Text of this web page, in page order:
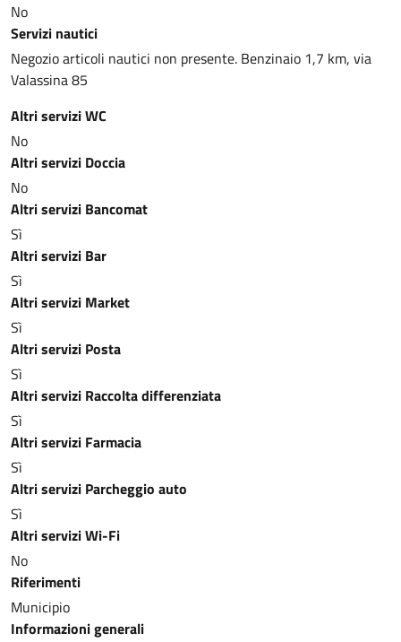
No
Servizi nautici
Negozio articoli nautici non presente. Benzinaio 1,7 km, via
Valassina 85
Altri servizi WC
No
Altri servizi Doccia
No
Altri servizi Bancomat
Sì
Altri servizi Bar
Sì
Altri servizi Market
Sì
Altri servizi Posta
Sì
Altri servizi Raccolta differenziata
Sì
Altri servizi Farmacia
Sì
Altri servizi Parcheggio auto
Sì
Altri servizi Wi-Fi
No
Riferimenti
Municipio
Informazioni generali